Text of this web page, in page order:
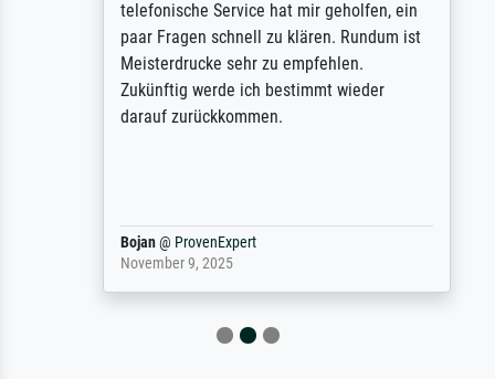
telefonische Service hat mir geholfen, ein
paar Fragen schnell zu klären. Rundum ist
Meisterdrucke sehr zu empfehlen.
Zukünftig werde ich bestimmt wieder
darauf zurückkommen.
Bojan@ProvenExpert
November 9, 2025